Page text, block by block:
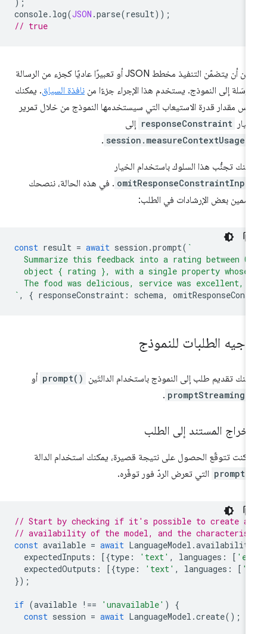
console.log(JSON.parse(result
// true
يمكن أن يتضمّن التنفيذ مخطط JSON أو تعبيرًا عاديًا كجزء من الرسالة
إلى النموذج. يستخدم هذا الإجراء جزءًا من نافذة السياق. يمكنك
مقدار قدرة الاستيعاب التي سيستخدمها النموذج من خلال تمرير
responseConstraint إلى
.
تجنُّب هذا السلوك باستخدام الخيار
. في هذه الحالة، ننصحك
بعض الإرشادات في الطلب:
const result = await session.prompt
Summarize this feedback into a rating between
object { rating }, with a single property
The food was delicious, service was excellent,
`
{ responseConstraint: schema,
الطلبات للنموذج
تقديم طلب إلى النموذج باستخدام الدالتَين prompt() أو
.
المستند إلى الطلب
كنت تتوقّع الحصول على نتيجة قصيرة، يمكنك استخدام الدالة
التي تعرض الردّ فور توفّره.
// Start by checking if it's possible to create a
// availability of the model, and the
const available = await LanguageModel.availability
expectedInputs: [{type : 'text', languages :
expectedOutputs: [{type : 'text', languages :
if (available !== 'unavailable'
const session = await LanguageModel.create